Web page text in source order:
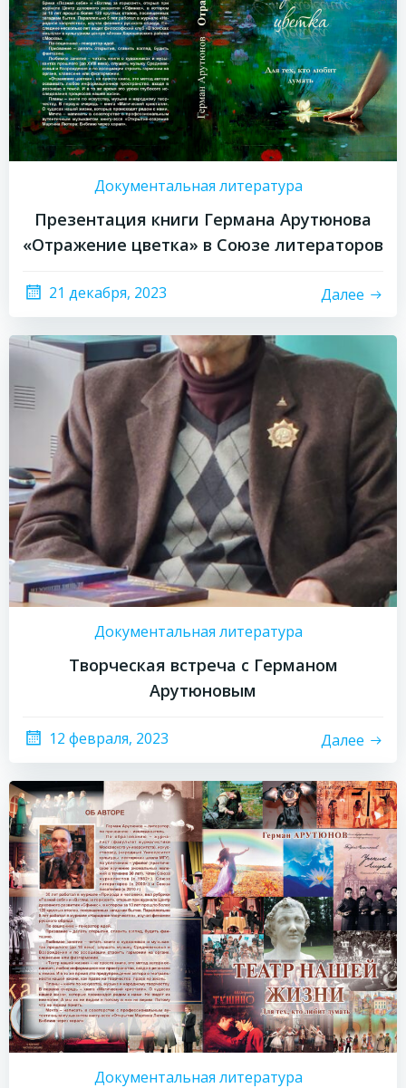
Документальная литература
Презентация книги Германа Арутюнова
«Отражение цветка» в Союзе литераторов
21 декабря, 2023 Далее
Документальная литература
Творческая встреча с Германом
Арутюновым
12 февраля, 2023 Далее
Документальная литература